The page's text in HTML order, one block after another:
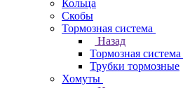
Кольца
Скобы
Тормозная система
Назад
Тормозная система
Трубки тормозные
Хомуты